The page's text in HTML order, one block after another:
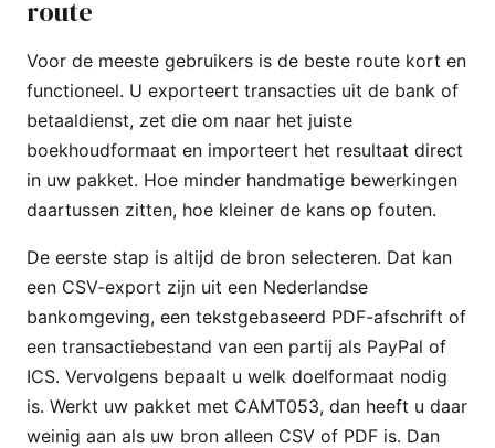
route
Voor de meeste gebruikers is de beste route kort en
functioneel. U exporteert transacties uit de bank of
betaaldienst, zet die om naar het juiste
boekhoudformaat en importeert het resultaat direct
in uw pakket. Hoe minder handmatige bewerkingen
daartussen zitten, hoe kleiner de kans op fouten.
De eerste stap is altijd de bron selecteren. Dat kan
een CSV-export zijn uit een Nederlandse
bankomgeving, een tekstgebaseerd PDF-afschrift of
een transactiebestand van een partij als PayPal of
ICS. Vervolgens bepaalt u welk doelformaat nodig
is. Werkt uw pakket met CAMT053, dan heeft u daar
weinig aan als uw bron alleen CSV of PDF is. Dan